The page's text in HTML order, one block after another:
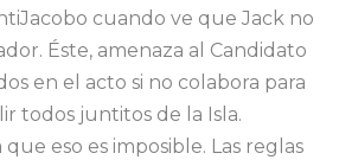
cuando ve que Jack no
Éste, amenaza al Candidato
en el acto si no colabora para
todos juntitos de la Isla.
que eso es imposible. Las reglas